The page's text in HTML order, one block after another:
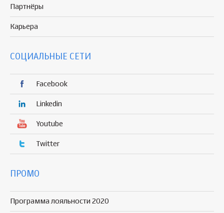
Партнёры
Карьера
СОЦИАЛЬНЫЕ СЕТИ
Facebook
Linkedin
Youtube
Twitter
ПРОМО
Программа лояльности 2020